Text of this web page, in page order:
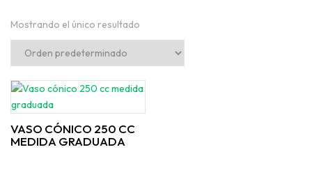
Mostrando el único resultado
VASO CÓNICO 250 CC
MEDIDA GRADUADA